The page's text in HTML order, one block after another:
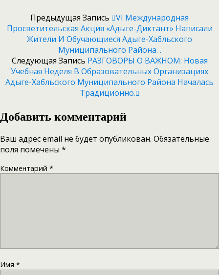
Предыдущая Запись
VI Международная
Просветительская Акция «Адыге-Диктант» Написали
Жители И Обучающиеся Адыге-Хабльского
Муниципального Района. .
Следующая Запись PАЗГОВОРЫ О ВАЖНОМ: Новая
Учебная Неделя В Образовательных Организациях
Адыге-Хабльского Муниципального Района Началась
Традиционно.
Добавить комментарий
Ваш адрес email не будет опубликован. Обязательные
поля помечены *
Комментарий *
Имя *